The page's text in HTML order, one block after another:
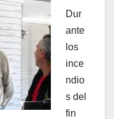
Dur
ante
los
ince
ndio
s del
fin